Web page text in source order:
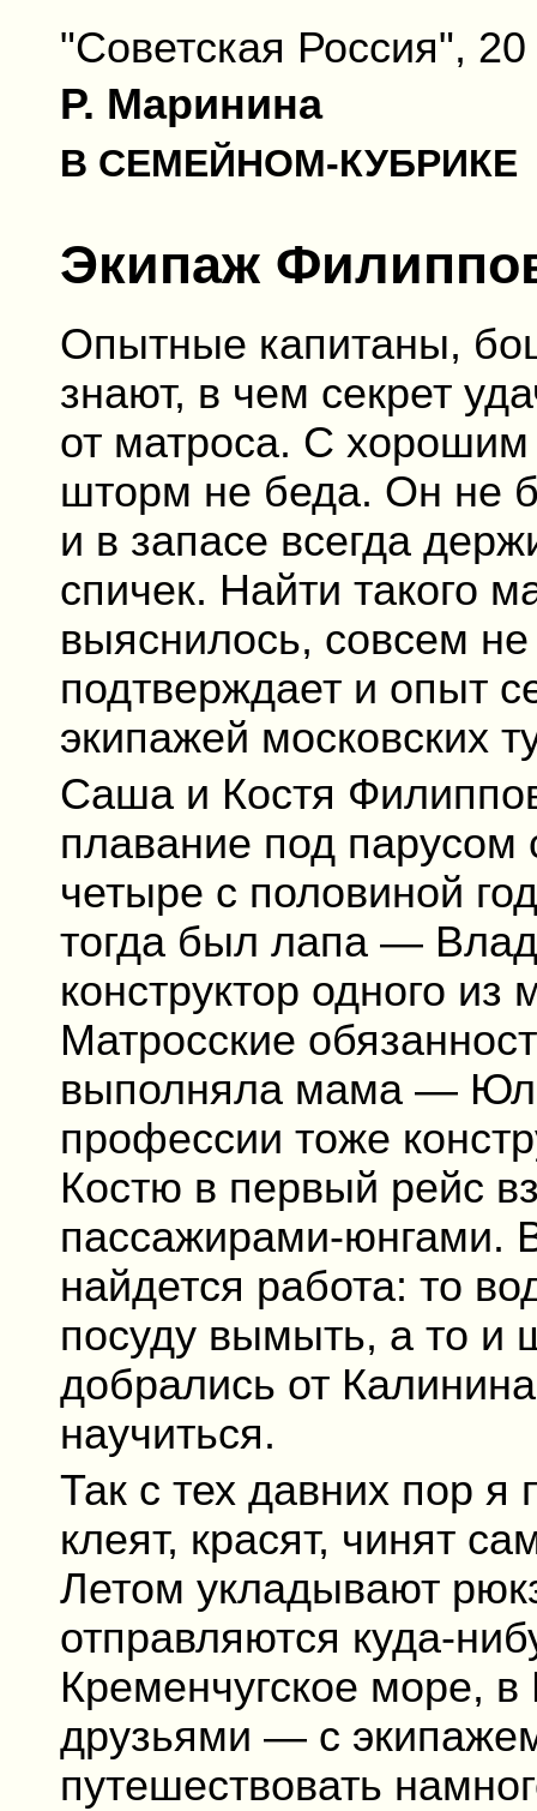
"Советская Россия", 20
Р. Маринина
В СЕМЕЙНОМ-КУБРИКЕ
Экипаж
Опытные капитаны,
знают, в чем секрет
от матроса. С
шторм не беда. Он не
и в запасе всегда
спичек. Найти такого
выяснилось, совсем
подтверждает и опыт
экипажей московских
Саша и Костя
плавание под парусом
четыре с половиной
тогда был лапа —
конструктор одного
Матросские
выполняла мама —
профессии тоже
Костю в первый рейс
пассажирами-юнгами.
найдется работа: то
посуду вымыть, а то и
добрались от
научиться.
Так с тех давних пор
клеят, красят, чинят
Летом укладывают
отправляются куда-
Кременчугское море,
друзьями — с
путешествовать